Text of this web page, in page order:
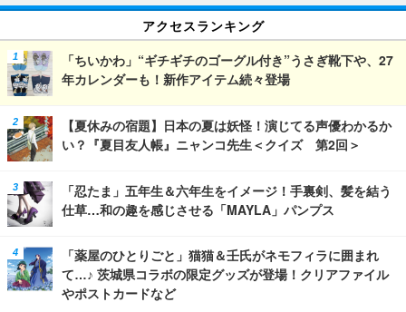
アクセスランキング
「ちいかわ」“ギチギチのゴーグル付き”うさぎ靴下や、27
年カレンダーも！新作アイテム続々登場
【夏休みの宿題】日本の夏は妖怪！演じてる声優わかるか
い？『夏目友人帳』ニャンコ先生＜クイズ 第2回＞
「忍たま」五年生＆六年生をイメージ！手裏剣、髪を結う
仕草…和の趣を感じさせる「MAYLA」パンプス
「薬屋のひとりごと」猫猫＆壬氏がネモフィラに囲まれ
て…♪ 茨城県コラボの限定グッズが登場！クリアファイル
やポストカードなど